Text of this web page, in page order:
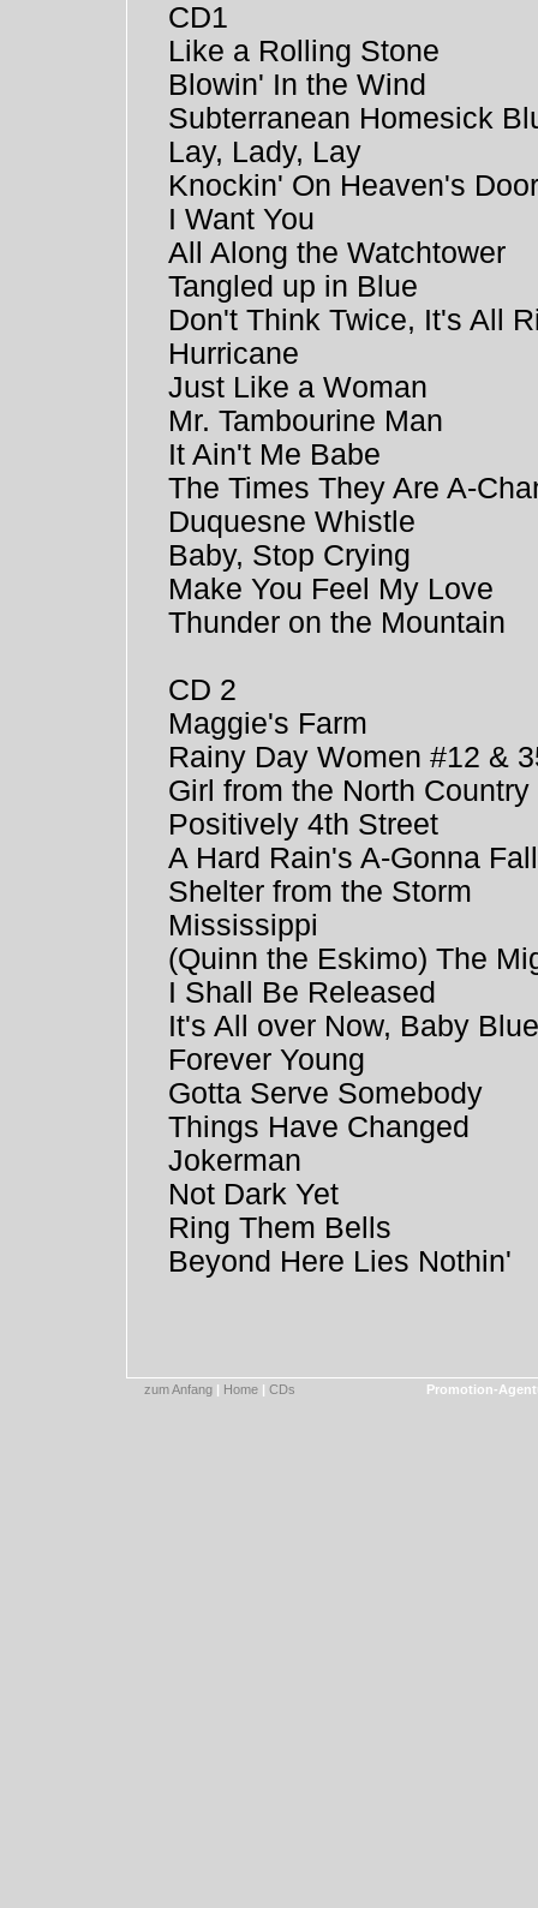
CD1
Like a Rolling Stone
Blowin' In the Wind
Subterranean Homesick
Lay, Lady, Lay
Knockin' On Heaven's
I Want You
All Along the Watchtower
Tangled up in Blue
Don't Think Twice, It's All
Hurricane
Just Like a Woman
Mr. Tambourine Man
It Ain't Me Babe
The Times They Are A-
Duquesne Whistle
Baby, Stop Crying
Make You Feel My Love
Thunder on the Mountain
CD 2
Maggie's Farm
Rainy Day Women #12 &
Girl from the North Country
Positively 4th Street
A Hard Rain's A-Gonna Fall
Shelter from the Storm
Mississippi
(Quinn the Eskimo) The
I Shall Be Released
It's All over Now, Baby
Forever Young
Gotta Serve Somebody
Things Have Changed
Jokerman
Not Dark Yet
Ring Them Bells
Beyond Here Lies Nothin'
zum Anfang | Home | CDs Promotion-